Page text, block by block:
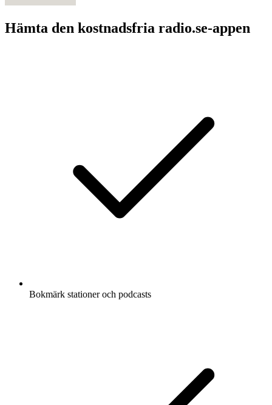
Hämta den kostnadsfria radio.se-appen
Bokmärk stationer och podcasts